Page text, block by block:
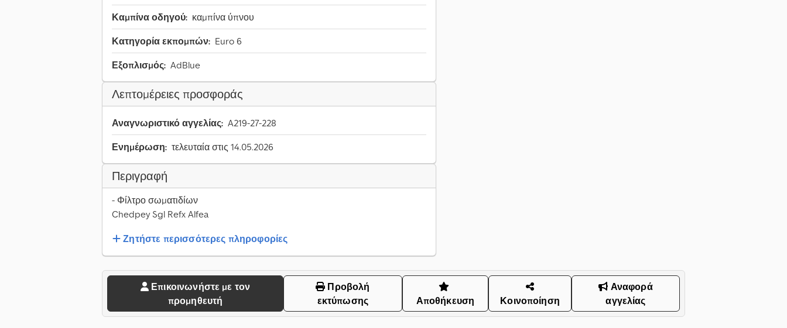
Καμπίνα οδηγού: καμπίνα ύπνου
Κατηγορία εκπομπών: Euro 6
Εξοπλισμός: AdBlue
Λεπτομέρειες προσφοράς
Αναγνωριστικό αγγελίας: A219-27-228
Ενημέρωση: τελευταία στις 14.05.2026
Περιγραφή
- Φίλτρο σωματιδίων
Chedpey Sgl Refx Alfea
Ζητήστε περισσότερες πληροφορίες
Επικοινωνήστε με τον
προμηθευτή
Προβολή
εκτύπωσης
Αποθήκευση Κοινοποίηση
Αναφορά
αγγελίας